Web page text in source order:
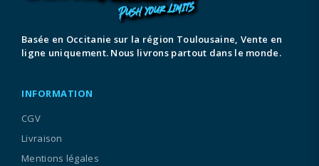
Basée en Occitanie sur la région Toulousaine, Vente en
ligne uniquement. Nous livrons partout dans le monde.
INFORMATION
CGV
Livraison
Mentions légales